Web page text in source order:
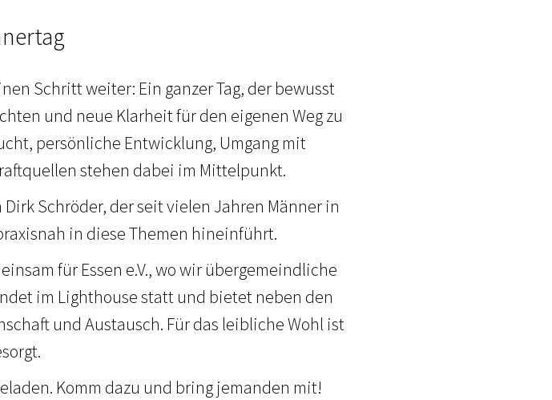
Schritt weiter: Ein ganzer Tag, der bewusst
und neue Klarheit für den eigenen Weg zu
persönliche Entwicklung, Umgang mit
stehen dabei im Mittelpunkt.
Schröder, der seit vielen Jahren Männer in
in diese Themen hineinführt.
für Essen e.V., wo wir übergemeindliche
im Lighthouse statt und bietet neben den
und Austausch. Für das leibliche Wohl ist
Komm dazu und bring jemanden mit!